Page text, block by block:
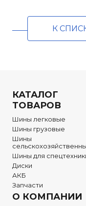
К
КАТАЛОГ
ТОВАРОВ
Шины легковые
Шины грузовые
Шины
Шины для
Диски
АКБ
Запчасти
О КОМПАНИИ